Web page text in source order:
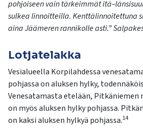
pohjoiseen vain tärkeimmät
sulkea linnoitteilla. Kenttälinnoitettuna
aina Jäämeren rannikolle asti.”
Lotjatelakka
Vesialueella Korpilahdessa
pohjassa on aluksen hylky,
Venesatamasta etelään, Pitkäniemen
on myös aluksen hylky pohjassa.
on kaksi aluksen hylkyä pohjassa.14